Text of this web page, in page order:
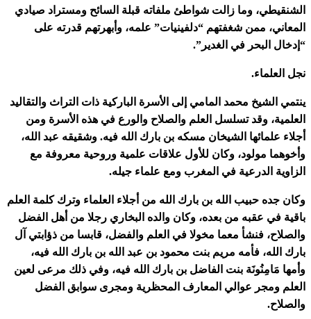
الشنقيطي، وما زالت شواطئ ملفاته قبلة السائح ومستراد صيادي
المعاني، ممن شغفتهم “دلفينيات” علمه، وأبهرتهم قدرته على
“إدخال البحر في الغدير”.
نجل العلماء.
ينتمي الشيخ محمد المامي إلى الأسرة الباركية ذات التراث والتقاليد
العلمية، وقد تسلسل العلم والصلاح والورع في هذه الأسرة ومن
أجلاء علمائها الشيخان مسكه بن بارك الله فيه. وشقيقه عبد الله،
وأخوهما مولود، وكان للأول علاقات علمية وروحية معروفة مع
الزاوية الدرعية في المغرب ومع علماء جيله.
وكان جده حبيب الله بن بارك الله من أجلاء العلماء وترك كلمة العلم
باقية في عقبه من بعده، وكان والده البخاري رجلا من أهل الفضل
والصلاح، فنشأ معما مخولا في العلم والفضل، قابسا من ذؤابتي آل
بارك الله، فأمه مريم بنت محمود بن عبد الله بن بارك الله فيه،
وأمها مَامِنُونَة بنت الفاضل بن بارك الله فيه، وفي ذلك مرعى لعين
العلم ومجر عوالي المعارف المحظرية ومجرى سوابق الفضل
والصلاح.